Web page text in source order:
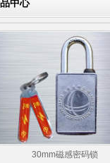
中心
30mm磁感密码锁